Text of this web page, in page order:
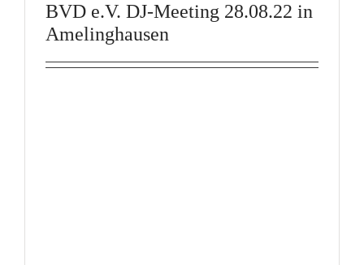
BVD e.V. DJ-Meeting 28.08.22 in
Amelinghausen